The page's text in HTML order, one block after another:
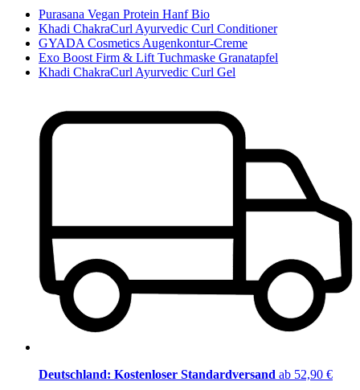
Purasana Vegan Protein Hanf Bio
Khadi ChakraCurl Ayurvedic Curl Conditioner
GYADA Cosmetics Augenkontur-Creme
Exo Boost Firm & Lift Tuchmaske Granatapfel
Khadi ChakraCurl Ayurvedic Curl Gel
Deutschland: Kostenloser Standardversand ab 52,90 €